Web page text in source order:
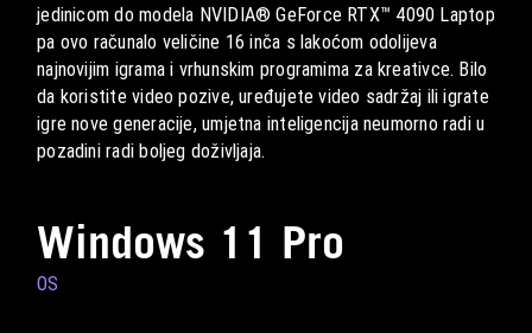
jedinicom do modela NVIDIA® GeForce RTX™ 4090 Laptop
pa ovo računalo veličine 16 inča s lakoćom odolijeva
najnovijim igrama i vrhunskim programima za kreativce. Bilo
da koristite video pozive, uređujete video sadržaj ili igrate
igre nove generacije, umjetna inteligencija neumorno radi u
pozadini radi boljeg doživljaja.
Windows 11 Pro
OS